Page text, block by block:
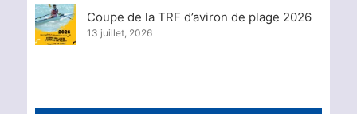
Coupe de la TRF d’aviron de plage 2026
13 juillet, 2026